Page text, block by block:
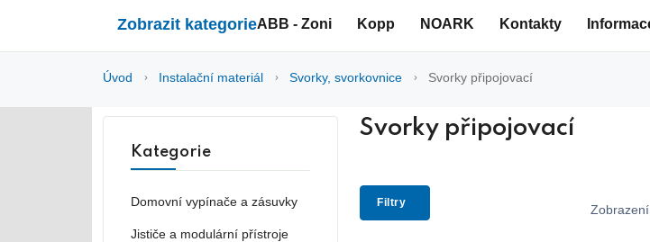
Zobrazit kategorieABB - Zoni Kopp NOARK Kontakty
Úvod Instalační materiál Svorky, svorkovnice Svorky připojovací
Svorky připojovací
Filtry
Kategorie
Domovní vypínače a zásuvky
Jističe a modulární přístroje